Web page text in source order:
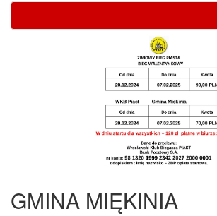
GMINA MIĘKINIA